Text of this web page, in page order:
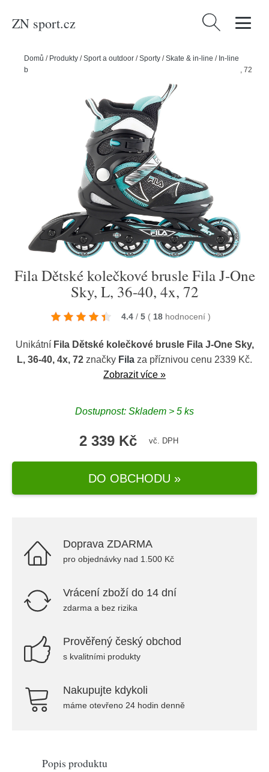
ZN sport.cz Vyhledávání
Domů / Produkty /Sport a outdoor /Sporty /Skate & in-line / In-line
bruslení
Fila Dětské kolečkové brusle Fila J-One Sky, L, 36-40, 4x, 72
Fila Dětské kolečkové brusle Fila J-One
Sky, L, 36-40, 4x, 72
4.4 / 5 ( 18 hodnocení )
Unikátní Fila Dětské kolečkové brusle Fila J-One Sky,
L, 36-40, 4x, 72 značky Fila za příznivou cenu 2339 Kč.
Zobrazit více »
Dostupnost: Skladem > 5 ks
2 339 Kč vč. DPH
DO OBCHODU »
Doprava ZDARMA
pro objednávky nad 1.500 Kč
Vrácení zboží do 14 dní
zdarma a bez rizika
Prověřený český obchod
s kvalitními produkty
Nakupujte kdykoli
máme otevřeno 24 hodin denně
Popis produktu